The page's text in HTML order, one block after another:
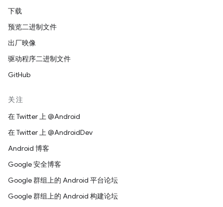
下载
预览二进制文件
出厂映像
驱动程序二进制文件
GitHub
关注
在 Twitter 上 @Android
在 Twitter 上 @AndroidDev
Android 博客
Google 安全博客
Google 群组上的 Android 平台论坛
Google 群组上的 Android 构建论坛